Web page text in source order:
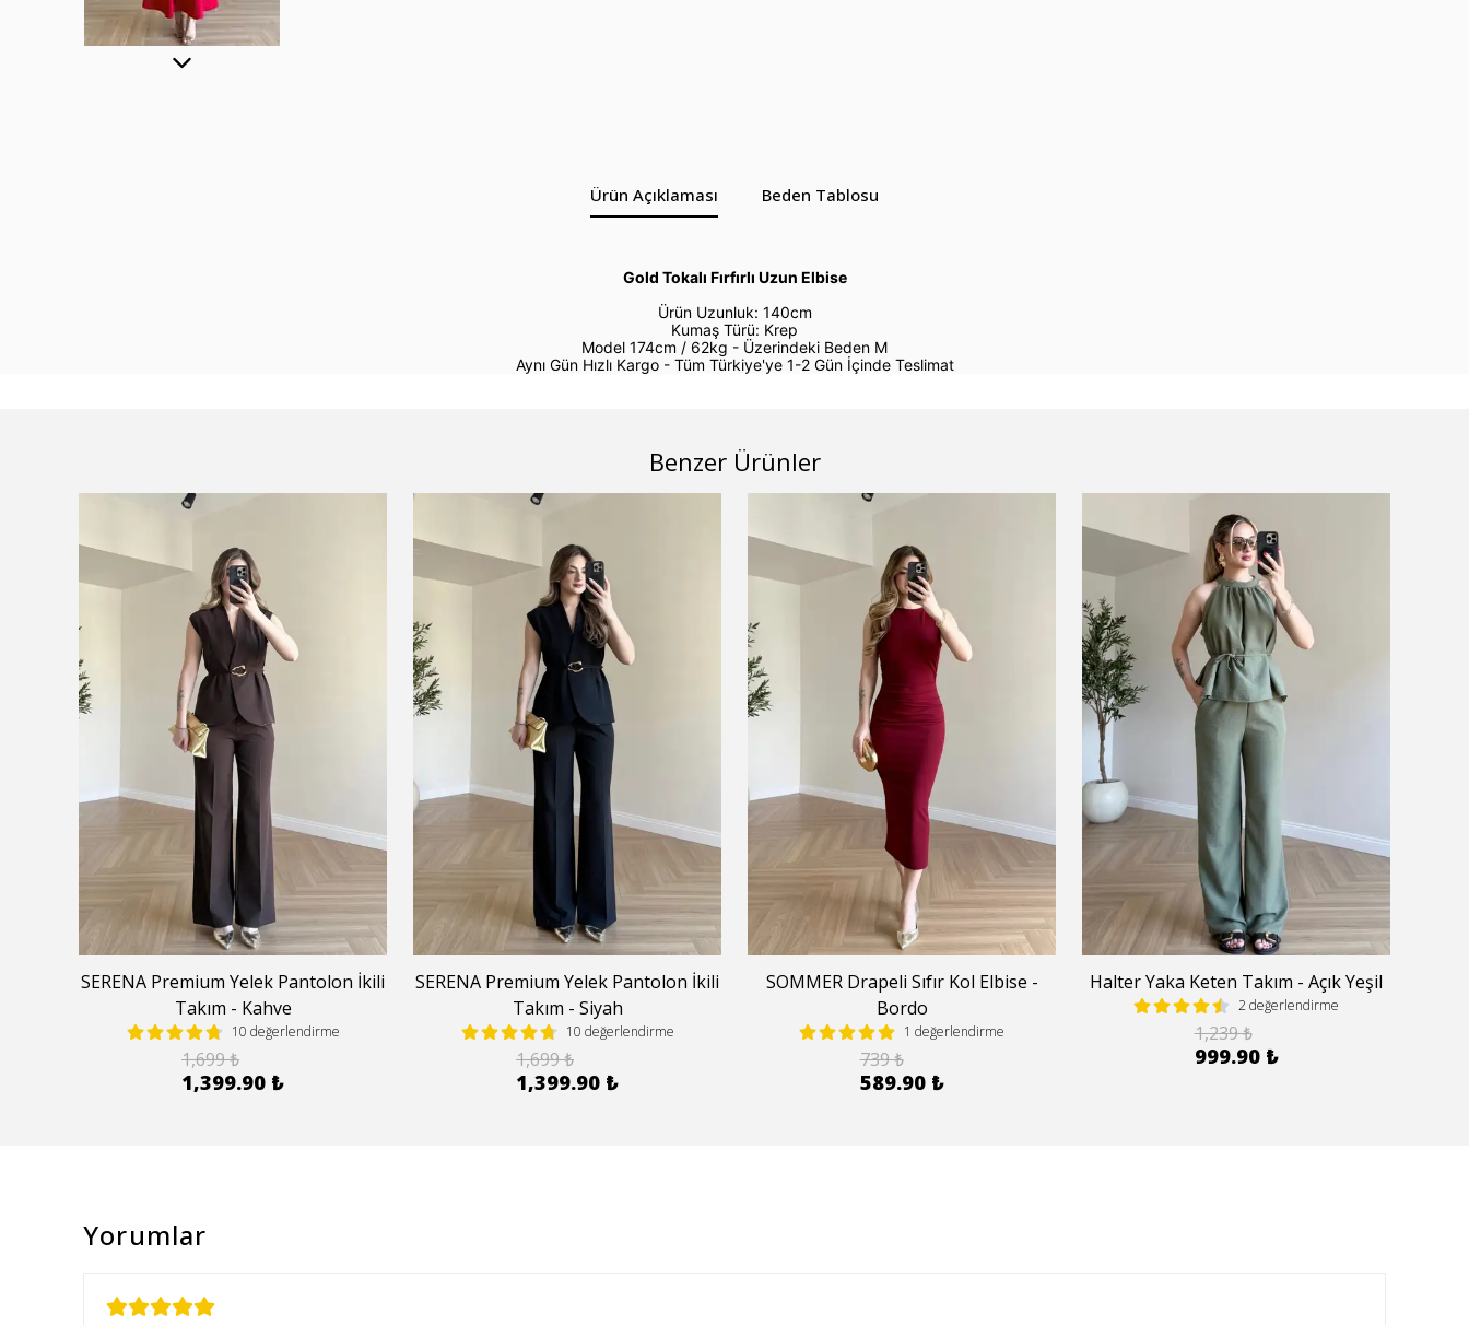
Ürün Açıklaması Beden Tablosu
Gold Tokalı Fırfırlı Uzun Elbise
Ürün Uzunluk: 140cm
Kumaş Türü: Krep
Model 174cm / 62kg - Üzerindeki Beden M
Aynı Gün Hızlı Kargo - Tüm Türkiye'ye 1-2 Gün İçinde Teslimat
Benzer Ürünler
SERENA Premium Yelek Pantolon İkili
Takım - Kahve
10 değerlendirme
1,699 ₺
1,399.90 ₺
SERENA Premium Yelek Pantolon İkili
Takım - Siyah
10 değerlendirme
1,699 ₺
1,399.90 ₺
SOMMER Drapeli Sıfır Kol Elbise -
Bordo
1 değerlendirme
739 ₺
589.90 ₺
Halter Yaka Keten Takım - Açık Yeşil
2 değerlendirme
1,239 ₺
999.90 ₺
Yorumlar